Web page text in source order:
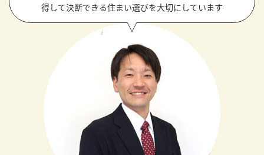
得して決断できる住まい選びを大切にしています